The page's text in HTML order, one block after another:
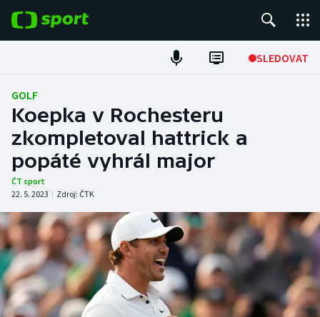
SLEDOVAT
Fotbal
Hokej
Tenis
Atletika
Cyklistika
DALŠÍ SPORTY
Americký fotbal
NEPŘEHLÉDNĚTE
GOLF
Koepka v Rochesteru
zkompletoval hattrick a
popáté vyhrál major
ČT sport
22. 5. 2023 | Zdroj: ČTK